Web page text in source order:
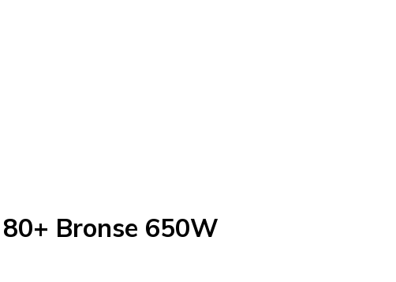
Bronse 650W